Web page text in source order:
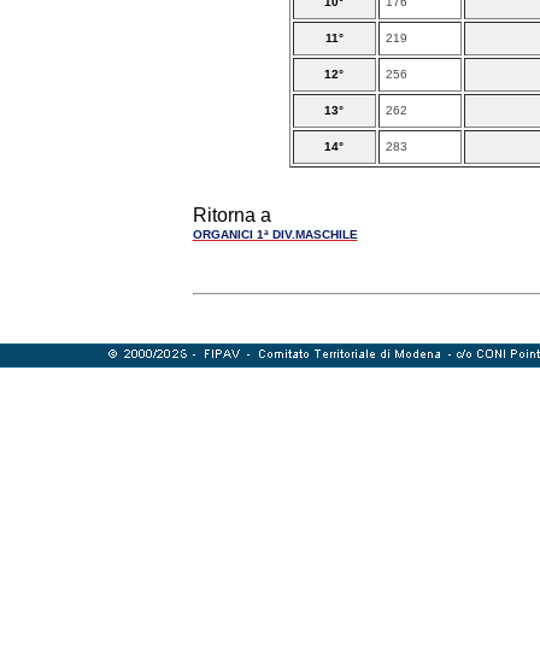
11° 219
12° 256
13° 262
14° 283
Ritorna a
ORGANICI 1ª DIV.MASCHILE